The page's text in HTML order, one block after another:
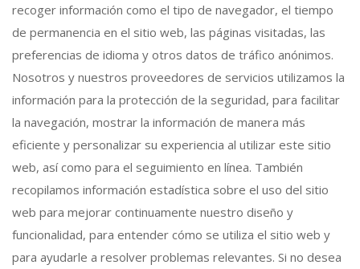
recoger información como el tipo de navegador, el tiempo
de permanencia en el sitio web, las páginas visitadas, las
preferencias de idioma y otros datos de tráfico anónimos.
Nosotros y nuestros proveedores de servicios utilizamos la
información para la protección de la seguridad, para facilitar
la navegación, mostrar la información de manera más
eficiente y personalizar su experiencia al utilizar este sitio
web, así como para el seguimiento en línea. También
recopilamos información estadística sobre el uso del sitio
web para mejorar continuamente nuestro diseño y
funcionalidad, para entender cómo se utiliza el sitio web y
para ayudarle a resolver problemas relevantes. Si no desea